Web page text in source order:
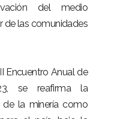
del medio
de las comunidades
Encuentro Anual de
se reafirma la
de la minería como